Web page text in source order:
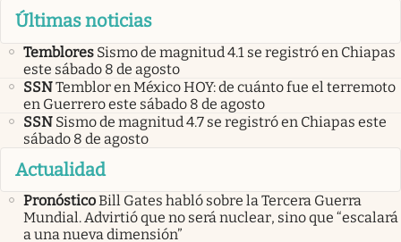
Últimas noticias
Temblores Sismo de magnitud 4.1 se registró en Chiapas
este sábado 8 de agosto
SSNTemblor en México HOY: de cuánto fue el terremoto
en Guerrero este sábado 8 de agosto
SSN Sismo de magnitud 4.7 se registró en Chiapas este
sábado 8 de agosto
Actualidad
PronósticoBill Gates habló sobre la Tercera Guerra
Mundial. Advirtió que no será nuclear, sino que “escalará
a una nueva dimensión”